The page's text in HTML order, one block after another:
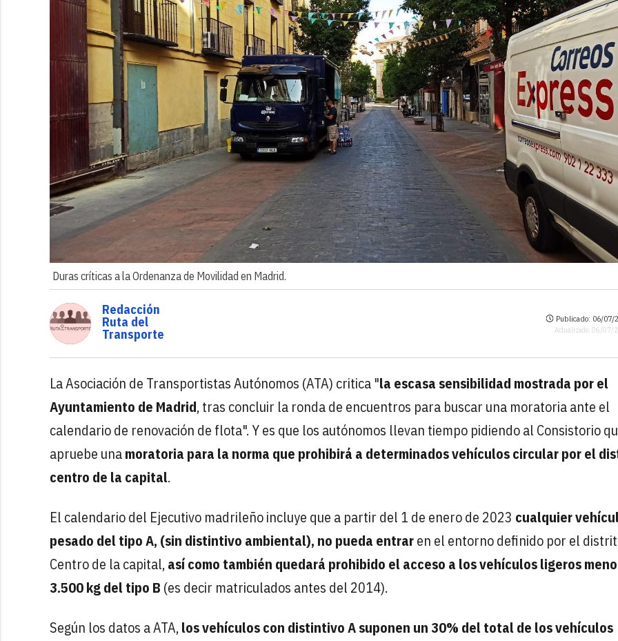
Duras críticas a la Ordenanza de Movilidad en Madrid.
Redacción
Ruta del
Transporte
Publicado: 06/07/
Actualizado: 06/07/
La Asociación de Transportistas Autónomos (ATA) critica "la escasa sensibilidad mostrada por el
Ayuntamiento de Madrid, tras concluir la ronda de encuentros para buscar una moratoria ante el
calendario de renovación de flota". Y es que los autónomos llevan tiempo pidiendo al Consistorio
apruebe unamoratoria para la norma que prohibirá a determinados vehículos circular por el
centro de la capital.
El calendario del Ejecutivo madrileño incluye que a partir del 1 de enero de 2023 cualquier
pesado del tipo A, (sin distintivo ambiental), no pueda entraren el entorno definido por el
Centro de la capital,así como también quedará prohibido el acceso a los vehículos ligeros
3.500 kg del tipo B (es decir matriculados antes del 2014).
Según los datos a ATA,los vehículos con distintivo A suponen un 30% del total de los vehículos